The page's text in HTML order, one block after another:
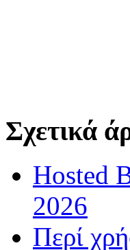
Σχετικά
Hosted
2026
Περί